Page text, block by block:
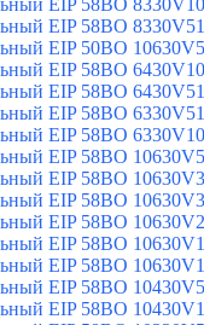
EIP 58BO
EIP 58BO
EIP 50BO
EIP 58BO
EIP 58BO
EIP 58BO
EIP 58BO
EIP 58BO
EIP 58BO
EIP 58BO
EIP 58BO
EIP 58BO
EIP 58BO
EIP 58BO
EIP 58BO